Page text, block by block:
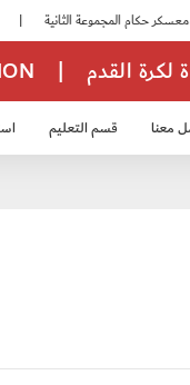
| لكرة القدم
معنا قسم التعليم